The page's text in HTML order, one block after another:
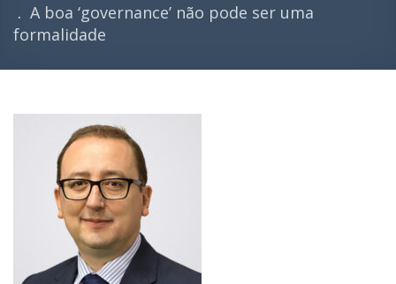
A boa ‘governance’ não pode ser uma
formalidade